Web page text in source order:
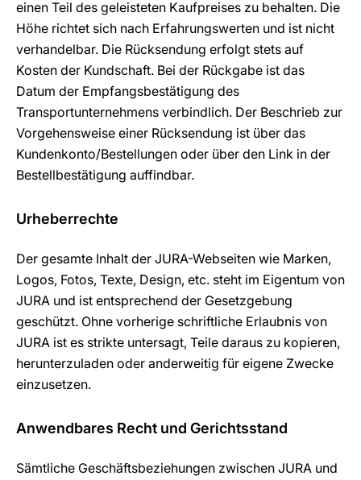
einen Teil des geleisteten Kaufpreises zu behalten. Die
Höhe richtet sich nach Erfahrungswerten und ist nicht
verhandelbar. Die Rücksendung erfolgt stets auf
Kosten der Kundschaft. Bei der Rückgabe ist das
Datum der Empfangsbestätigung des
Transportunternehmens verbindlich. Der Beschrieb zur
Vorgehensweise einer Rücksendung ist über das
Kundenkonto/Bestellungen oder über den Link in der
Bestellbestätigung auffindbar.
Urheberrechte
Der gesamte Inhalt der JURA-Webseiten wie Marken,
Logos, Fotos, Texte, Design, etc. steht im Eigentum von
JURA und ist entsprechend der Gesetzgebung
geschützt. Ohne vorherige schriftliche Erlaubnis von
JURA ist es strikte untersagt, Teile daraus zu kopieren,
herunterzuladen oder anderweitig für eigene Zwecke
einzusetzen.
Anwendbares Recht und Gerichtsstand
Sämtliche Geschäftsbeziehungen zwischen JURA und